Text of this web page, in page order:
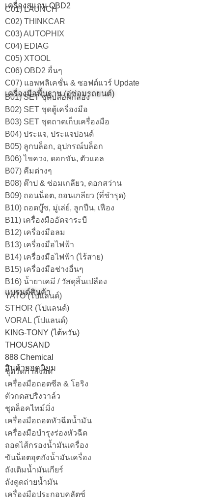
เครื่องสแกน OBD2
C01) LAUNCH
C02) THINKCAR
C03) AUTOPHIX
C04) EDIAG
C05) XTOOL
C06) OBD2 อื่นๆ
C07) แอพพลิเคชั่น & ซอฟต์แวร์ Update
เครื่องมือพื้นฐาน (อู่ซ่อมรถยนต์)
B01) SET ชุดบล็อกกล่อง
B02) SET ชุดตู้เครื่องมือ
B03) SET ชุดถาดเก็บเครื่องมือ
B04) ประแจ, ประแจปอนด์
B05) ลูกบล็อก, อุปกรณ์บล็อก
B06) ไขควง, ดอกขัน, ตัวแอล
B07) คีมต่างๆ
B08) ต๊าป & ซ่อมเกลียว, ดอกสว่าน
B09) ถอนน็อต, ถอนเกลียว (ที่ชำรุด)
B10) ถอดบู๊ซ, มู่เล่ย์, ลูกปืน, เฟือง
B11) เครื่องมืออัดจาระบี
B12) เครื่องมือลม
B13) เครื่องมือไฟฟ้า
B14) เครื่องมือไฟฟ้า (ไร้สาย)
B15) เครื่องมือช่างอื่นๆ
B16) น้ำยาเคมี / วัสดุสิ้นเปลือง
แบรนด์สินค้า
YATO (โปแลนด์)
STHOR (โปแลนด์)
VORAL (โปแลนด์)
KING-TONY (ไต้หวัน)
THOUSAND
888 Chemical
สินค้ายอดนิยม
ชุดวัดกำลังอัด
เครื่องมือถอดซีล & โอริง
ตัวกดสปริงวาล์ว
ชุดล็อคไทม์มิ่ง
เครื่องมือถอดหัวฉีดน้ำมัน
เครื่องมือบำรุงร่องหัวฉีด
ถอดไส้กรองน้ำมันเครื่อง
ขันน็อตอุตถังน้ำมันเครื่อง
ถังเติมน้ำมันเกียร์
ถังดูดถ่ายน้ำมัน
เครื่องมือประกอบคลัตซ์